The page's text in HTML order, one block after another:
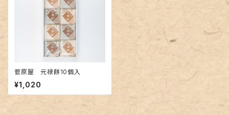
菅原屋 元禄餅10個入
¥1,020